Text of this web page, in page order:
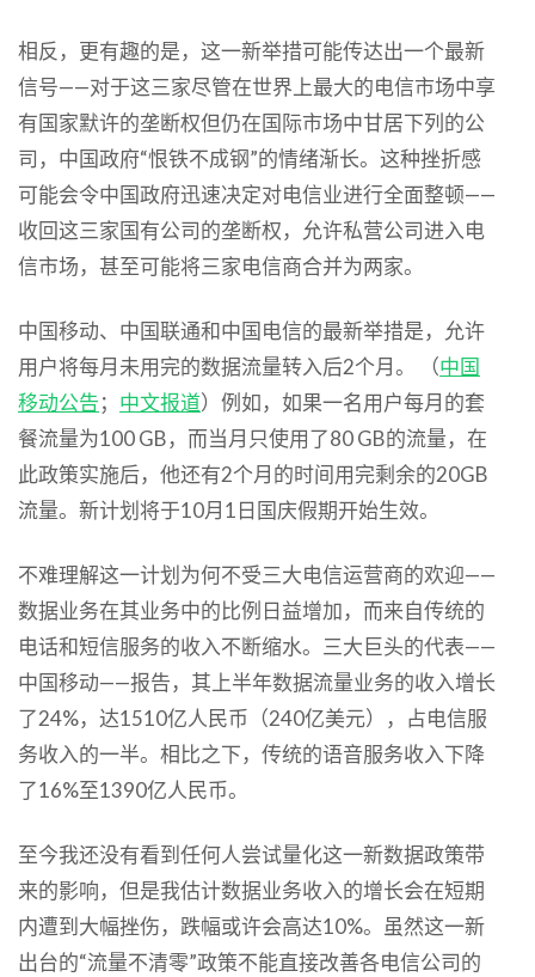
相反，更有趣的是，这一新举措可能传达出一个最新
信号——对于这三家尽管在世界上最大的电信市场中享
有国家默许的垄断权但仍在国际市场中甘居下列的公
司，中国政府“恨铁不成钢”的情绪渐长。这种挫折感
可能会令中国政府迅速决定对电信业进行全面整顿——
收回这三家国有公司的垄断权，允许私营公司进入电
信市场，甚至可能将三家电信商合并为两家。
中国移动、中国联通和中国电信的最新举措是，允许
用户将每月未用完的数据流量转入后2个月。 （中国
移动公告； 中文报道）例如，如果一名用户每月的套
餐流量为100 GB，而当月只使用了80 GB的流量，在
此政策实施后，他还有2个月的时间用完剩余的20GB
流量。新计划将于10月1日国庆假期开始生效。
不难理解这一计划为何不受三大电信运营商的欢迎——
数据业务在其业务中的比例日益增加，而来自传统的
电话和短信服务的收入不断缩水。三大巨头的代表——
中国移动——报告，其上半年数据流量业务的收入增长
了24%，达1510亿人民币（240亿美元），占电信服
务收入的一半。相比之下，传统的语音服务收入下降
了16%至1390亿人民币。
至今我还没有看到任何人尝试量化这一新数据政策带
来的影响，但是我估计数据业务收入的增长会在短期
内遭到大幅挫伤，跌幅或许会高达10%。虽然这一新
出台的“流量不清零”政策不能直接改善各电信公司的